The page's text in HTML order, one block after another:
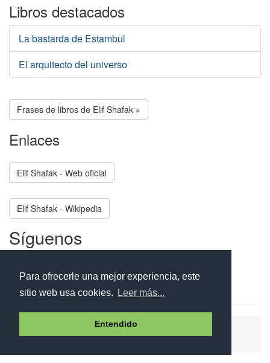
Para ofrecerle una mejor experiencia, este
sitio web usa cookies.
Leer más...
Entendido
Libros destacados
La bastarda de Estambul
El arquitecto del universo
Frases de libros de Elif Shafak »
Enlaces
Elif Shafak - Web oficial
Elif Shafak - Wikipedia
Síguenos
Aviso legal